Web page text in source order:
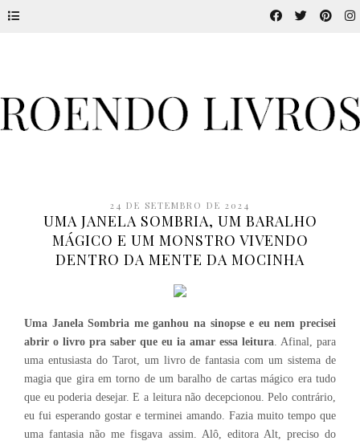
24 DE SETEMBRO DE 2024
UMA JANELA SOMBRIA, UM BARALHO
MÁGICO E UM MONSTRO VIVENDO
DENTRO DA MENTE DA MOCINHA
Uma Janela Sombria me ganhou na sinopse e eu nem precisei
abrir o livro pra saber que eu ia amar essa leitura . Afinal, para
uma entusiasta do Tarot, um livro de fantasia com um sistema de
magia que gira em torno de um baralho de cartas mágico era tudo
que eu poderia desejar. E a leitura não decepcionou. Pelo contrário,
eu fui esperando gostar e terminei amando. Fazia muito tempo que
uma fantasia não me fisgava assim. Alô, editora Alt, preciso do